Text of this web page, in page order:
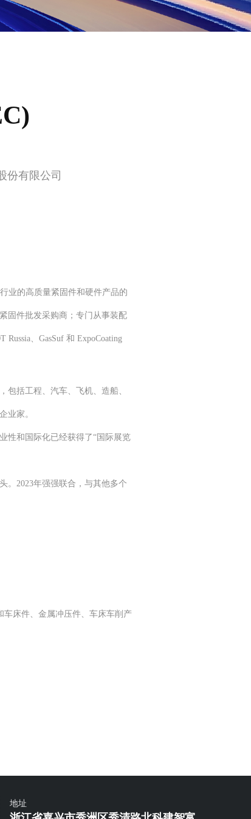
份有限公司
业的高质量紧固件和硬件产品的
固件批发采购商；专门从事装配
、GasSuf 和 ExpoCoating
包括工程、汽车、飞机、造船、
业家。
性和国际化已经获得了 “国际展览
。 2023年强强联合，与其他多个
床件、金属冲压件、车床车削产
地址